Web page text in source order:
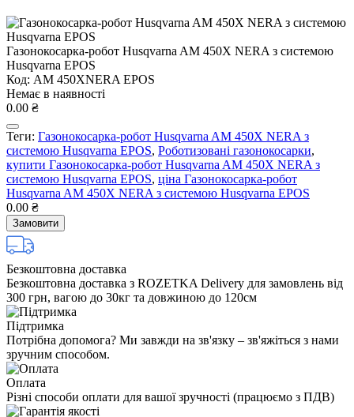
Газонокосарка-робот Husqvarna AM 450X NERA з системою
Husqvarna EPOS
Код: AM 450XNERA EPOS
Немає в наявності
0.00 ₴
Теги: Газонокосарка-робот Husqvarna AM 450X NERA з
системою Husqvarna EPOS, Роботизовані газонокосарки,
купити Газонокосарка-робот Husqvarna AM 450X NERA з
системою Husqvarna EPOS, ціна Газонокосарка-робот
Husqvarna AM 450X NERA з системою Husqvarna EPOS
0.00 ₴
Замовити
Безкоштовна доставка
Безкоштовна доставка з ROZETKA Delivery для замовлень від
300 грн, вагою до 30кг та довжиною до 120см
Підтримка
Потрібна допомога? Ми завжди на зв'язку – зв'яжіться з нами
зручним способом.
Оплата
Різні способи оплати для вашої зручності (працюємо з ПДВ)